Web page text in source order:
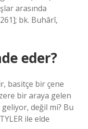
arasında
bk. Buhârî,
eder?
basitçe bir çene
bir araya gelen
değil mi? Bu
ile elde